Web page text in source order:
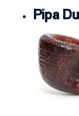
Pipa